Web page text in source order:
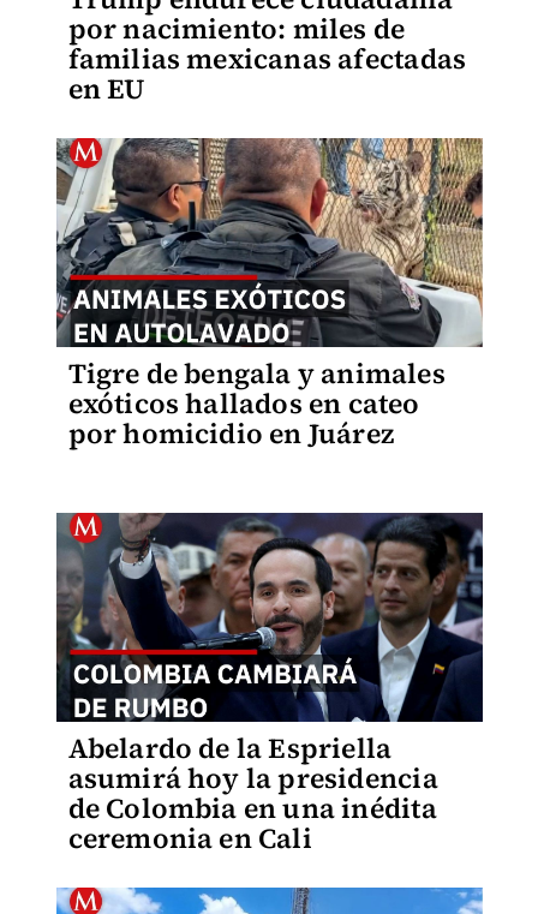
por nacimiento: miles de
familias mexicanas afectadas
en EU
Tigre de bengala y animales
exóticos hallados en cateo
por homicidio en Juárez
Abelardo de la Espriella
asumirá hoy la presidencia
de Colombia en una inédita
ceremonia en Cali